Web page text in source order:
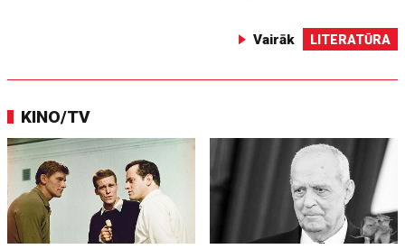
Vairāk LITERATŪRA
KINO/TV